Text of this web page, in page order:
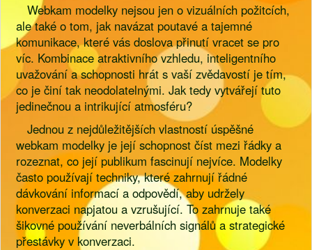
Webkam modelky nejsou jen o vizuálních požitcích,
ale také o tom, jak navázat poutavé a tajemné
komunikace, které vás doslova přinutí vracet se pro
víc. Kombinace atraktivního vzhledu, inteligentního
uvažování a schopnosti hrát s vaší zvědavostí je tím,
co je činí tak neodolatelnými. Jak tedy vytvářejí tuto
jedinečnou a intrikující atmosféru?
Jednou z nejdůležitějších vlastností úspěšné
webkam modelky je její schopnost číst mezi řádky a
rozeznat, co její publikum fascinují nejvíce. Modelky
často používají techniky, které zahrnují řádné
dávkování informací a odpovědí, aby udržely
konverzaci napjatou a vzrušující. To zahrnuje také
šikovné používání neverbálních signálů a strategické
přestávky v konverzaci.